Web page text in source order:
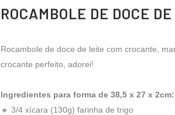
ROCAMBOLE DE DOCE
Rocambole de doce de leite com crocante,
crocante perfeito, adorei!
Ingredientes para forma de 38,5 x 27 x 2cm:
🔸 3/4 xícara (130g) farinha de trigo